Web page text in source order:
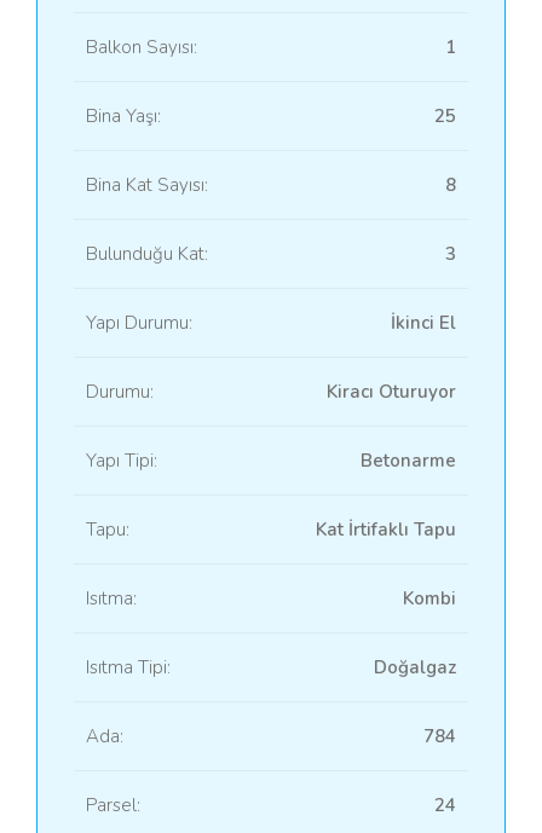
Balkon Sayısı: 1
Bina Yaşı: 25
Bina Kat Sayısı: 8
Bulunduğu Kat: 3
Yapı Durumu: İkinci El
Durumu: Kiracı Oturuyor
Yapı Tipi: Betonarme
Tapu: Kat İrtifaklı Tapu
Isıtma: Kombi
Isıtma Tipi: Doğalgaz
Ada: 784
Parsel: 24